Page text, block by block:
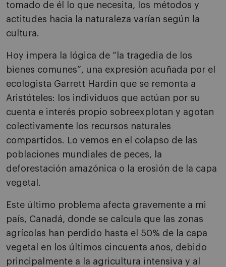
tomado de él lo que necesita, los métodos y
actitudes hacia la naturaleza varían según la
cultura.
Hoy impera la lógica de “la tragedia de los
bienes comunes”, una expresión acuñada por el
ecologista Garrett Hardin que se remonta a
Aristóteles: los individuos que actúan por su
cuenta e interés propio sobreexplotan y agotan
colectivamente los recursos naturales
compartidos. Lo vemos en el colapso de las
poblaciones mundiales de peces, la
deforestación amazónica o la erosión de la capa
vegetal.
Este último problema afecta gravemente a mi
país, Canadá, donde se calcula que las zonas
agrícolas han perdido hasta el 50% de la capa
vegetal en los últimos cincuenta años, debido
principalmente a la agricultura intensiva y al